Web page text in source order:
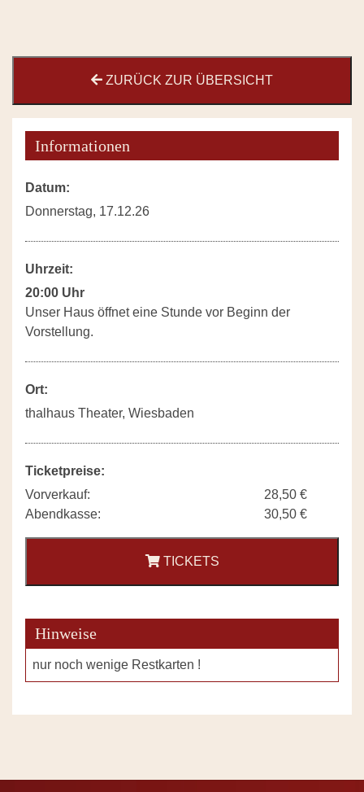
ZURÜCK ZUR ÜBERSICHT
Informationen
Datum:
Donnerstag, 17.12.26
Uhrzeit:
20:00 Uhr
Unser Haus öffnet eine Stunde vor Beginn der
Vorstellung.
Ort:
thalhaus Theater, Wiesbaden
Ticketpreise:
Vorverkauf:
28,50 €
Abendkasse:
30,50 €
TICKETS
Hinweise
nur noch wenige Restkarten !